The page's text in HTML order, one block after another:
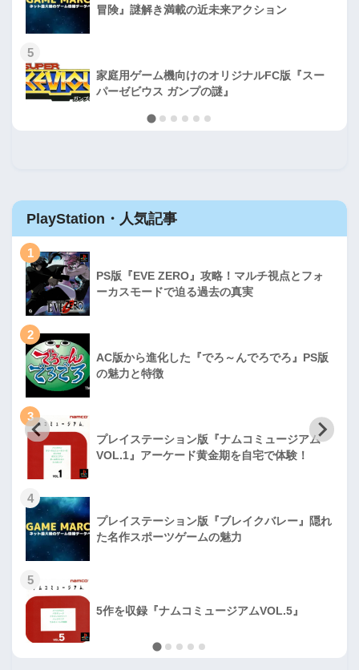
冒険』謎解き満載の近未来アクション
5
家庭用ゲーム機向けのオリジナルFC版『スー
パーゼビウス ガンプの謎』
PlayStation・人気記事
1
PS版『EVE ZERO』攻略！マルチ視点とフォ
ーカスモードで迫る過去の真実
2
AC版から進化した『でろ～んでろでろ』PS版
の魅力と特徴
3
プレイステーション版『ナムコミュージアム
VOL.1』アーケード黄金期を自宅で体験！
4
プレイステーション版『ブレイクバレー』隠れ
た名作スポーツゲームの魅力
5
5作を収録『ナムコミュージアムVOL.5』